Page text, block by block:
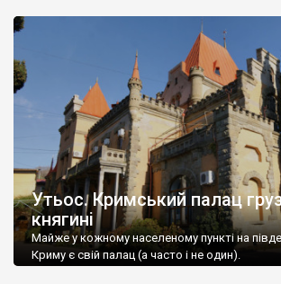
Утьос. Кримський палац
княгині
Майже у кожному населеному пункті на
Криму є свій палац (а часто і не один).